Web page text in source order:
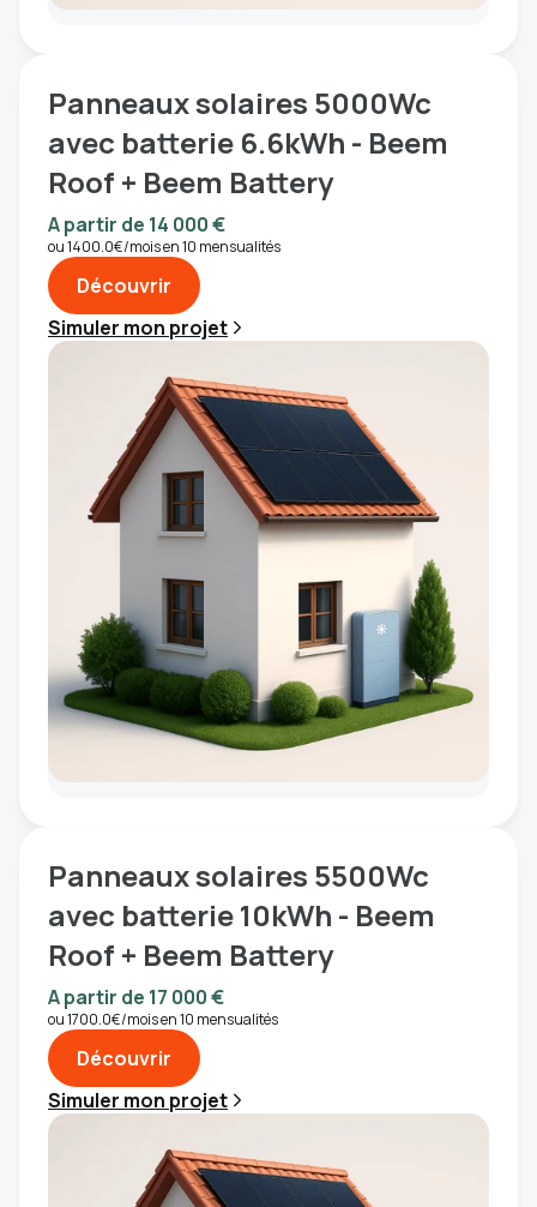
Pro & Entreprises
Simuler mon projet
Panneaux solaires 5000Wc
avec batterie 6.6kWh - Beem
Roof + Beem Battery
A partir de 14 000 €
ou 1400.0€/mois en 10 mensualités
Découvrir
Simuler mon projet
Panneaux solaires 5500Wc
avec batterie 10kWh - Beem
Roof + Beem Battery
A partir de 17 000 €
ou 1700.0€/mois en 10 mensualités
Découvrir
Simuler mon projet